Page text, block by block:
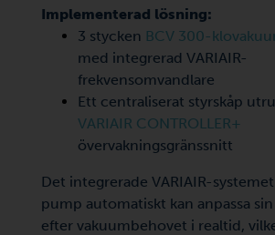
Implementerad lösning:
3 stycken BCV 300-
med integrerad VARIAIR-
frekvensomvandlare
Ett centraliserat styrskåp
VARIAIR CONTROLLER+
övervakningsgränssnitt
Det integrerade VARIAIR-
pump automatiskt kan anpassa
efter vakuumbehovet i realtid,